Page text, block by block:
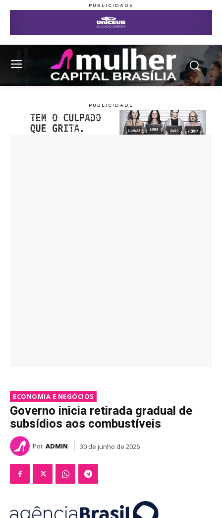
ECONOMIA E NEGÓCIOS
Governo inicia retirada gradual de
subsídios aos combustíveis
Por ADMIN 30 de junho de 2026